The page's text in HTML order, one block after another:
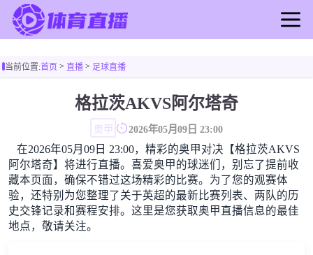
足球直播
足球新闻
篮球新闻
当前位置:首页> 直播> 足球直播
格拉茨AKVS阿尔塔奇
奥甲 2026年05月09日 23:00
在2026年05月09日 23:00，精彩的奥甲对决【格拉茨AKVS
阿尔塔奇】将进行直播。喜爱奥甲的球迷们，别忘了提前收
藏本页面，确保不错过这场精彩的比赛。为了您的观赛体
验，还特别为您整理了关于英超的最新比赛列表、两队的历
史交锋记录和赛程安排。这里是您获取奥甲直播信息的最佳
地点，敬请关注。